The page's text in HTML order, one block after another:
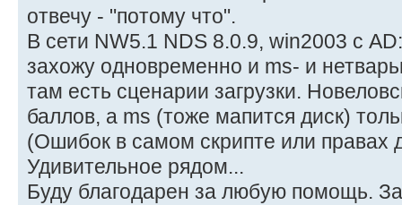
отвечу - "потому что".
В сети NW5.1 NDS 8.0.9, win2003 с
захожу одновременно и ms- и
там есть сценарии загрузки.
баллов, а ms (тоже мапится диск)
(Ошибок в самом скрипте или правах
Удивительное рядом...
Буду благодарен за любую помощь.